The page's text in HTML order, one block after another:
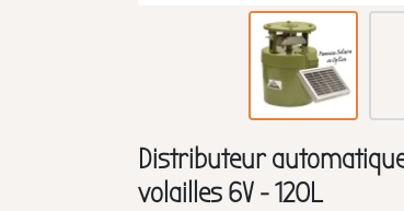
Distributeur
volailles 6V - 120L